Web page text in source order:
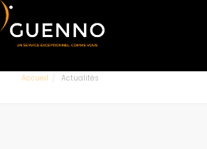
Accueil Actualités